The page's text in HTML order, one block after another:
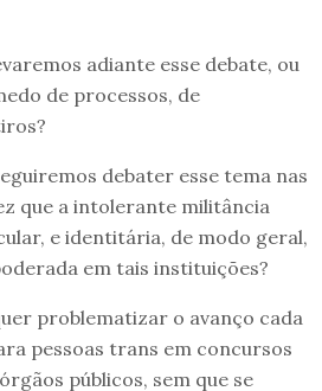
adiante esse debate, ou
de processos, de
debater esse tema nas
que a intolerante militância
e identitária, de modo geral,
em tais instituições?
problematizar o avanço cada
pessoas trans em concursos
públicos, sem que se